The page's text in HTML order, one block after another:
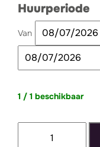
Huurperiode
Van
1 / 1 beschikbaar